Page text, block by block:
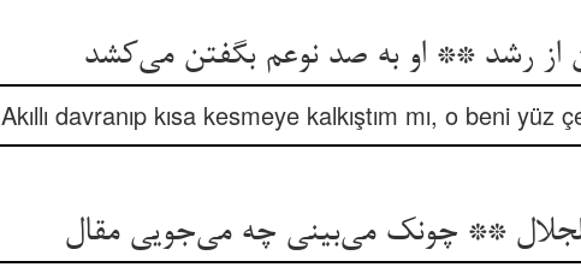
رشد ** او به صد نوعم بگفتن می‌کشد
Akıllı davranıp kısa kesmeye kalkıştım mı, o beni yüz
** چونک می‌بینی چه می‌جویی مقال